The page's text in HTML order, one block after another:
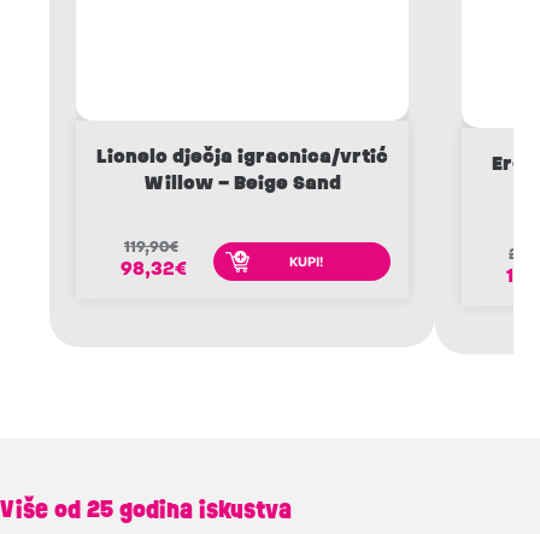
Lionelo dječja igraonica/vrtić
Willow – Beige Sand
119,90€
98,32€ KUPI!
Više od 25 godina iskustva